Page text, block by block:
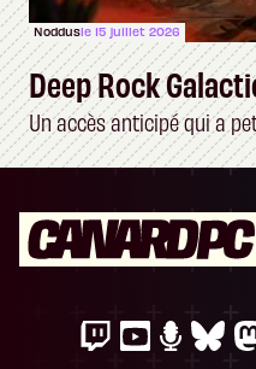
Noddusle 15 juillet 2026
Deep Rock
Un accès anticipé qui a